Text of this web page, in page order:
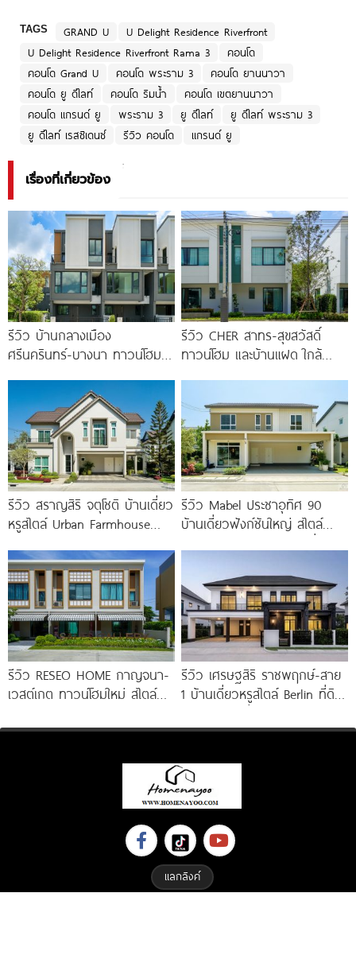
TAGS GRAND U
U Delight Residence Riverfront
U Delight Residence Riverfront Rama 3
คอนโด
คอนโด Grand U
คอนโด พระราม 3
คอนโด ยานนาวา
คอนโด ยู ดีไลท์
คอนโด ริมน้ำ
คอนโด เขตยานนาวา
คอนโด แกรนด์ ยู
พระราม 3 ยู ดีไลท์
ยู ดีไลท์ พระราม 3
ยู ดีไลท์ เรสซิเดนซ์
รีวิว คอนโด แกรนด์ ยู
เรื่องที่เกี่ยวข้อง
รีวิว บ้านกลางเมือง
ศรีนครินทร์-บางนา ทาวน์โฮม 3
Penthouse
รีวิว CHER สาทร-สุขสวัสดิ์
ทาวน์โฮม และบ้านแฝด ใกล้
3.59
รีวิว สราญสิริ จตุโชติ บ้านเดี่ยว
หรูสไตล์ Urban Farmhouse​
ทางด่วนจตุโชติ เริ่ม 8.59
รีวิว Mabel ประชาอุทิศ 90
บ้านเดี่ยวฟังก์ชันใหญ่ สไตล์
รีวิว RESEO HOME กาญจนา-
เวสต์เกต ทาวน์โฮมใหม่ สไตล์
ลอย* ทำเลดี
รีวิว เศรษฐสิริ ราชพฤกษ์-สาย
1 บ้านเดี่ยวหรูสไตล์ Berlin ที่ดิน
แลกลิงค์